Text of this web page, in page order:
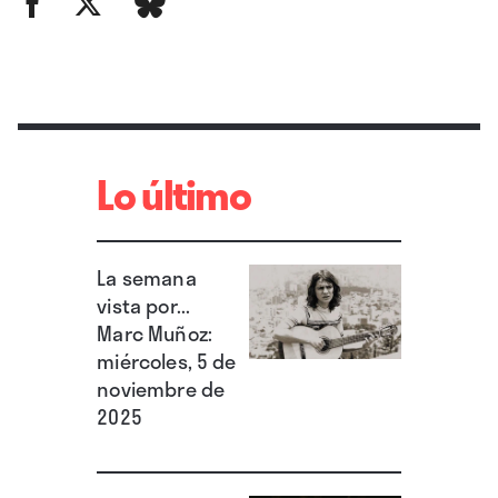
Lo último
La semana
vista por...
Marc Muñoz:
miércoles, 5 de
noviembre de
2025